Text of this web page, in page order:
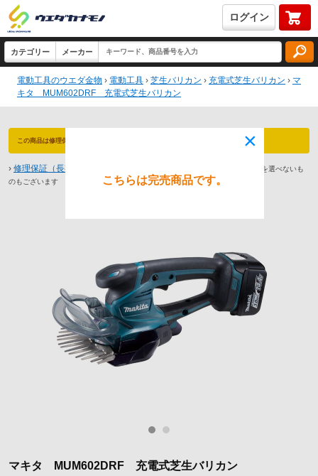
ログイン
電動工具のウエダ金物 › 電動工具 › 芝生バリカン › 充電式芝生バリカン › マ
キタ MUM602DRF 充電式芝生バリカン
この商品は修理保証 対象商品です（最長3年保証）永久防犯登録付！
› 修理保証（長期保証）とは
※商品によっては1年や2年までしか保証期間を選べないも
のもございます
マキタ MUM602DRF 充電式芝生バリカン
×
こちらは完売商品です。